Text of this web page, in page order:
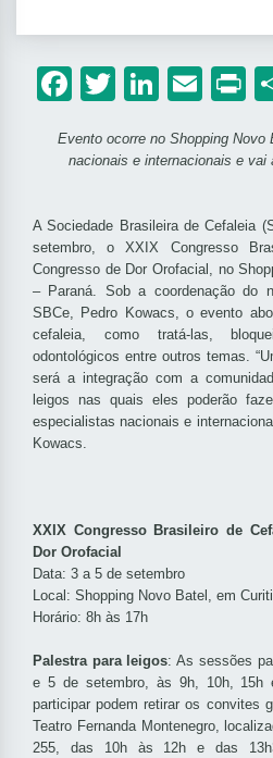
Facebook
Twitter
Evento ocorre no Shopping Novo
nacionais e internacionais e vai
A Sociedade Brasileira de Cefaleia
setembro, o XXIX Congresso
Congresso de Dor Orofacial, no
– Paraná. Sob a coordenação do
SBCe, Pedro Kowacs, o evento
cefaleia, como tratá-las,
odontológicos entre outros temas.
será a integração com a
leigos nas quais eles poderão
especialistas nacionais e
Kowacs.
XXIX Congresso Brasileiro de
Dor Orofacial
Data: 3 a 5 de setembro
Local: Shopping Novo Batel, em
Horário: 8h às 17h
Palestra para leigos: As sessões
e 5 de setembro, às 9h, 10h, 15h
participar podem retirar os convites
Teatro Fernanda Montenegro,
255, das 10h às 12h e das